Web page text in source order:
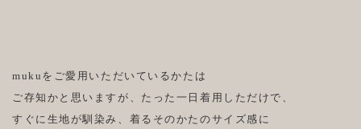
mukuをご愛用いただいているかたは
ご存知かと思いますが、たった一日着用しただけで、
すぐに生地が馴染み、着るそのかたのサイズ感に